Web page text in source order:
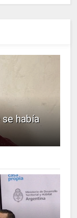
había